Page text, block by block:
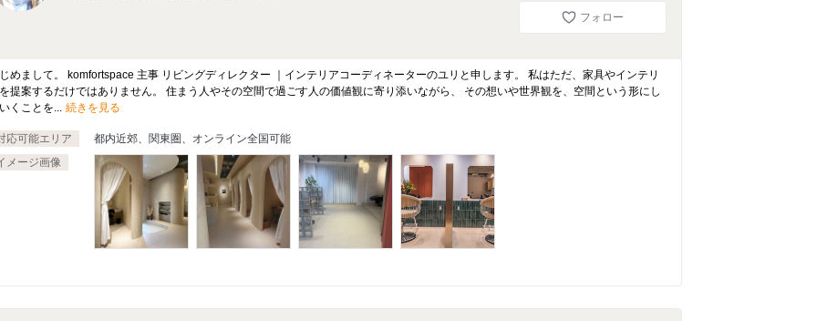
フォロー
めまして。 komfortspace 主事 リビングディレクター ｜インテリアコーディネーターのユリと申します。 私はただ、家具やインテリ
提案するだけではありません。 住まう人やその空間で過ごす人の価値観に寄り添いながら、 その想いや世界観を、空間という形にし
くことを... 続きを見る
応可能エリア
都内近郊、関東圏、オンライン全国可能
メージ画像